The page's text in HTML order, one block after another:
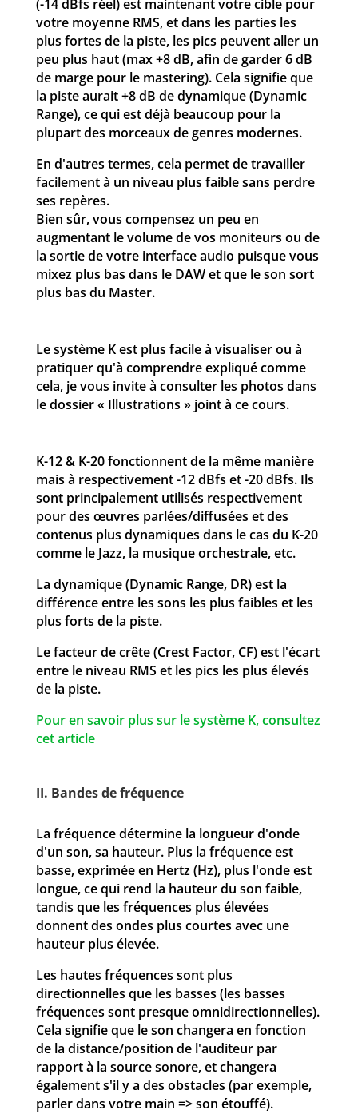
(-14 dBfs réel) est maintenant votre cible pour
votre moyenne RMS, et dans les parties les
plus fortes de la piste, les pics peuvent aller un
peu plus haut (max +8 dB, afin de garder 6 dB
de marge pour le mastering). Cela signifie que
la piste aurait +8 dB de dynamique (Dynamic
Range), ce qui est déjà beaucoup pour la
plupart des morceaux de genres modernes.
En d'autres termes, cela permet de travailler
facilement à un niveau plus faible sans perdre
ses repères.
Bien sûr, vous compensez un peu en
augmentant le volume de vos moniteurs ou de
la sortie de votre interface audio puisque vous
mixez plus bas dans le DAW et que le son sort
plus bas du Master.
Le système K est plus facile à visualiser ou à
pratiquer qu'à comprendre expliqué comme
cela, je vous invite à consulter les photos dans
le dossier « Illustrations » joint à ce cours.
K-12 & K-20 fonctionnent de la même manière
mais à respectivement -12 dBfs et -20 dBfs. Ils
sont principalement utilisés respectivement
pour des œuvres parlées/diffusées et des
contenus plus dynamiques dans le cas du K-20
comme le Jazz, la musique orchestrale, etc.
La dynamique (Dynamic Range, DR) est la
différence entre les sons les plus faibles et les
plus forts de la piste.
Le facteur de crête (Crest Factor, CF) est l'écart
entre le niveau RMS et les pics les plus élevés
de la piste.
Pour en savoir plus sur le système K, consultez
cet article
II. Bandes de fréquence
La fréquence détermine la longueur d'onde
d'un son, sa hauteur. Plus la fréquence est
basse, exprimée en Hertz (Hz), plus l'onde est
longue, ce qui rend la hauteur du son faible,
tandis que les fréquences plus élevées
donnent des ondes plus courtes avec une
hauteur plus élevée.
Les hautes fréquences sont plus
directionnelles que les basses (les basses
fréquences sont presque omnidirectionnelles).
Cela signifie que le son changera en fonction
de la distance/position de l'auditeur par
rapport à la source sonore, et changera
également s'il y a des obstacles (par exemple,
parler dans votre main => son étouffé).